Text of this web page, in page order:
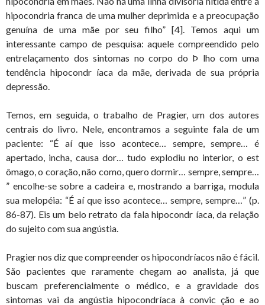
hipocondria franca de uma mulher deprimida e a preocupação
genuína de uma mãe por seu filho” [4]. Temos aqui um
interessante campo de pesquisa: aquele compreendido pelo
entrelaçamento dos sintomas no corpo do Þ lho com uma
tendência hipocondr íaca da mãe, derivada de sua própria
depressão.
Temos, em seguida, o trabalho de Pragier, um dos autores
centrais do livro. Nele, encontramos a seguinte fala de um
paciente: “É aí que isso acontece… sempre, sempre… é
apertado, incha, causa dor… tudo explodiu no interior, o est
ômago, o coração, não como, quero dormir… sempre, sempre…
” encolhe-se sobre a cadeira e, mostrando a barriga, modula
sua melopéia: “É aí que isso acontece… sempre, sempre…” (p.
86-87). Eis um belo retrato da fala hipocondr íaca, da relação
do sujeito com sua angústia.
Pragier nos diz que compreender os hipocondríacos não é fácil.
São pacientes que raramente chegam ao analista, já que
buscam preferencialmente o médico, e a gravidade dos
sintomas vai da angústia hipocondríaca à convic ção e ao